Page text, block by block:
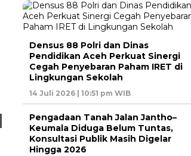
Densus 88 Polri dan Dinas
Pendidikan Aceh Perkuat Sinergi
Cegah Penyebaran Paham IRET di
Lingkungan Sekolah
14 Juli 2026 | 10:51 pm WIB
Pengadaan Tanah Jalan Jantho–
Keumala Diduga Belum Tuntas,
Konsultasi Publik Masih Digelar
Hingga 2026